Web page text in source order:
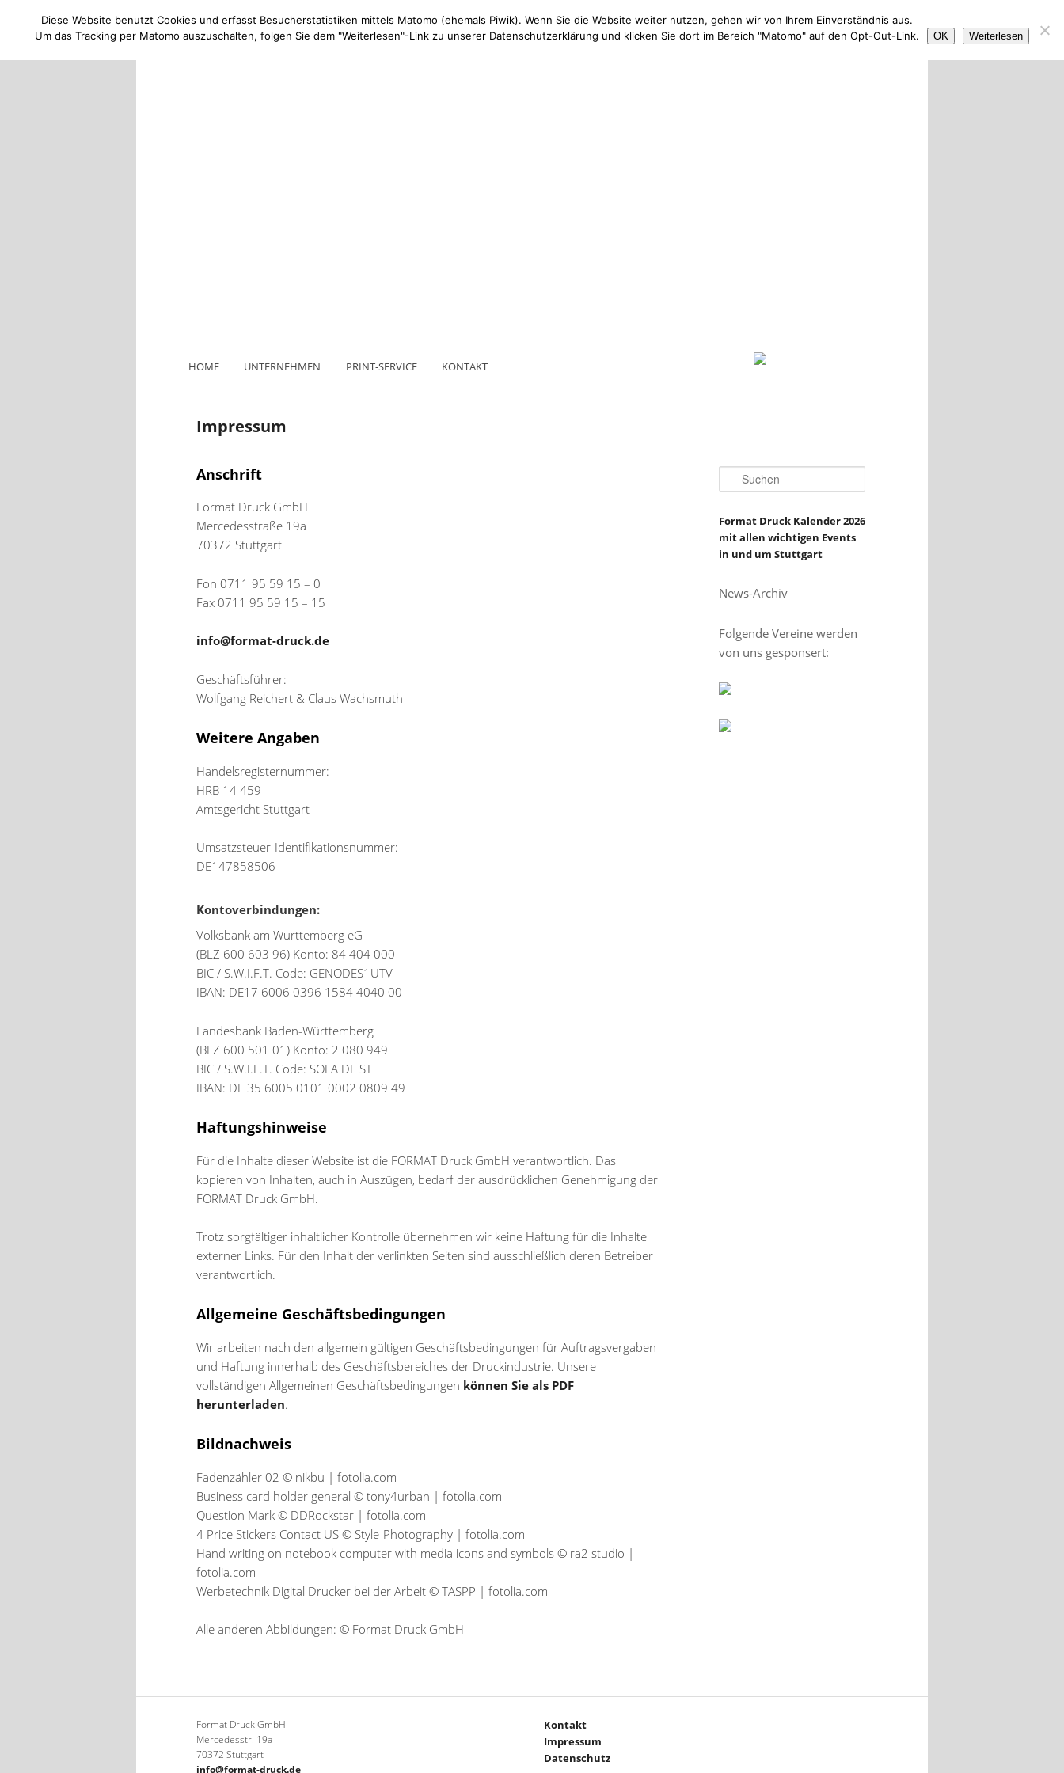
ZUM
INHALT
SPRINGEN
HOME UNTERNEHMEN PRINT-SERVICE KONTAKT
Impressum
Anschrift
Format Druck GmbH
Mercedesstraße 19a
70372 Stuttgart
Fon 0711 95 59 15 – 0
Fax 0711 95 59 15 – 15
info@format-druck.de
Geschäftsführer:
Wolfgang Reichert & Claus Wachsmuth
Weitere Angaben
Handelsregisternummer:
HRB 14 459
Amtsgericht Stuttgart
Umsatzsteuer-Identifikationsnummer:
DE147858506
Kontoverbindungen:
Volksbank am Württemberg eG
(BLZ 600 603 96) Konto: 84 404 000
BIC / S.W.I.F.T. Code: GENODES1UTV
IBAN: DE17 6006 0396 1584 4040 00
Landesbank Baden-Württemberg
(BLZ 600 501 01) Konto: 2 080 949
BIC / S.W.I.F.T. Code: SOLA DE ST
IBAN: DE 35 6005 0101 0002 0809 49
Haftungshinweise
Für die Inhalte dieser Website ist die FORMAT Druck GmbH verantwortlich. Das
kopieren von Inhalten, auch in Auszügen, bedarf der ausdrücklichen Genehmigung der
FORMAT Druck GmbH.
Trotz sorgfältiger inhaltlicher Kontrolle übernehmen wir keine Haftung für die Inhalte
externer Links. Für den Inhalt der verlinkten Seiten sind ausschließlich deren Betreiber
verantwortlich.
Allgemeine Geschäftsbedingungen
Wir arbeiten nach den allgemein gültigen Geschäftsbedingungen für Auftragsvergaben
und Haftung innerhalb des Geschäftsbereiches der Druckindustrie. Unsere
vollständigen Allgemeinen Geschäftsbedingungen können Sie als PDF
herunterladen.
Bildnachweis
Fadenzähler 02 © nikbu | fotolia.com
Business card holder general © tony4urban | fotolia.com
Question Mark © DDRockstar | fotolia.com
4 Price Stickers Contact US © Style-Photography | fotolia.com
Hand writing on notebook computer with media icons and symbols © ra2 studio |
fotolia.com
Werbetechnik Digital Drucker bei der Arbeit © TASPP | fotolia.com
Alle anderen Abbildungen: © Format Druck GmbH
u
h
e
n
Format Druck Kalender 2026
mit allen wichtigen Events
in und um Stuttgart
News-Archiv
Folgende Vereine werden
von uns gesponsert:
Format Druck GmbH
Mercedesstr. 19a
70372 Stuttgart
info@format-druck.de
Kontakt
Impressum
Datenschutz
Diese Website benutzt Cookies und erfasst Besucherstatistiken mittels Matomo (ehemals Piwik). Wenn Sie die Website weiter nutzen, gehen wir von Ihrem Einverständnis aus.
Um das Tracking per Matomo auszuschalten, folgen Sie dem "Weiterlesen"-Link zu unserer Datenschutzerklärung und klicken Sie dort im Bereich "Matomo" auf den Opt-Out-Link.
OK Weiterlesen